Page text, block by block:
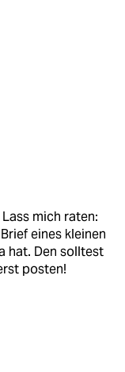
mich raten:
eines kleinen
hat. Den solltest
posten!